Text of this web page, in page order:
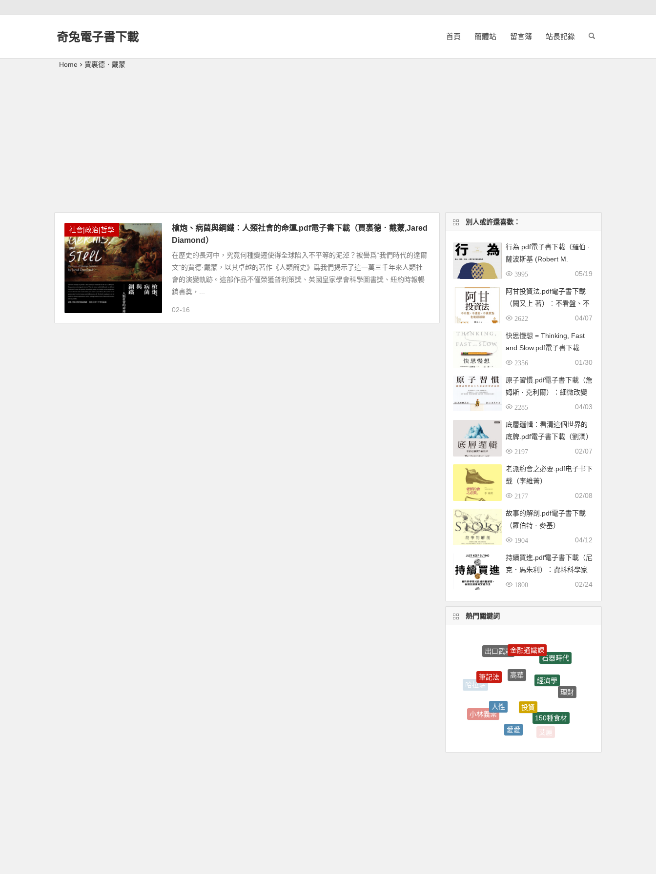
奇兔電子書下載 首頁 簡體站 留言簿 站長記錄
Home 賈裏德．戴蒙
社會|政治|哲學
槍炮、病菌與鋼鐵：人類社會的命運.pdf電子書下載（賈裏德．戴蒙,Jared
Diamond）
在歷史的長河中，究竟何種變遷使得全球陷入不平等的泥淖？被譽爲“我們時代的達爾
文”的賈德·戴蒙，以其卓越的著作《人類簡史》爲我們揭示了這一萬三千年來人類社
會的演變軌跡。這部作品不僅榮獲普利策獎、英國皇家學會科學圖書獎、紐約時報暢
銷書獎，...
02-16
別人或許還喜歡：
行為.pdf電子書下載（羅伯 ·
薩波斯基 (Robert M.
Sapolsky) 著）：暴力、競
生物學
3995 05/19
阿甘投資法.pdf電子書下載
（闕又上 著）︰不看盤、不
選股、不挑買點也能穩穩賺
2622 04/07
快思慢想 = Thinking, Fast
and Slow.pdf電子書下載
（康納曼 (Daniel
2356 01/30
原子習慣.pdf電子書下載（詹
姆斯 · 克利爾）：細微改變
帶來巨大成就的實證法則
2285 04/03
底層邏輯：看清這個世界的
底牌.pdf電子書下載（劉潤）
2197 02/07
老派約會之必要.pdf电子书下
载（李維菁）
2177 02/08
故事的解剖.pdf電子書下載
（羅伯特 · 麥基）
1904 04/12
持續買進.pdf電子書下載（尼
克．馬朱利）：資料科學家
的投資終極解答，存錢及致
1800 02/24
熱門關鍵詞
出口武賴金融通識課
石器時代
哈拉瑞
筆記法
理財
小林義崇
150種食材
艾麗
大腦整理
愛愛